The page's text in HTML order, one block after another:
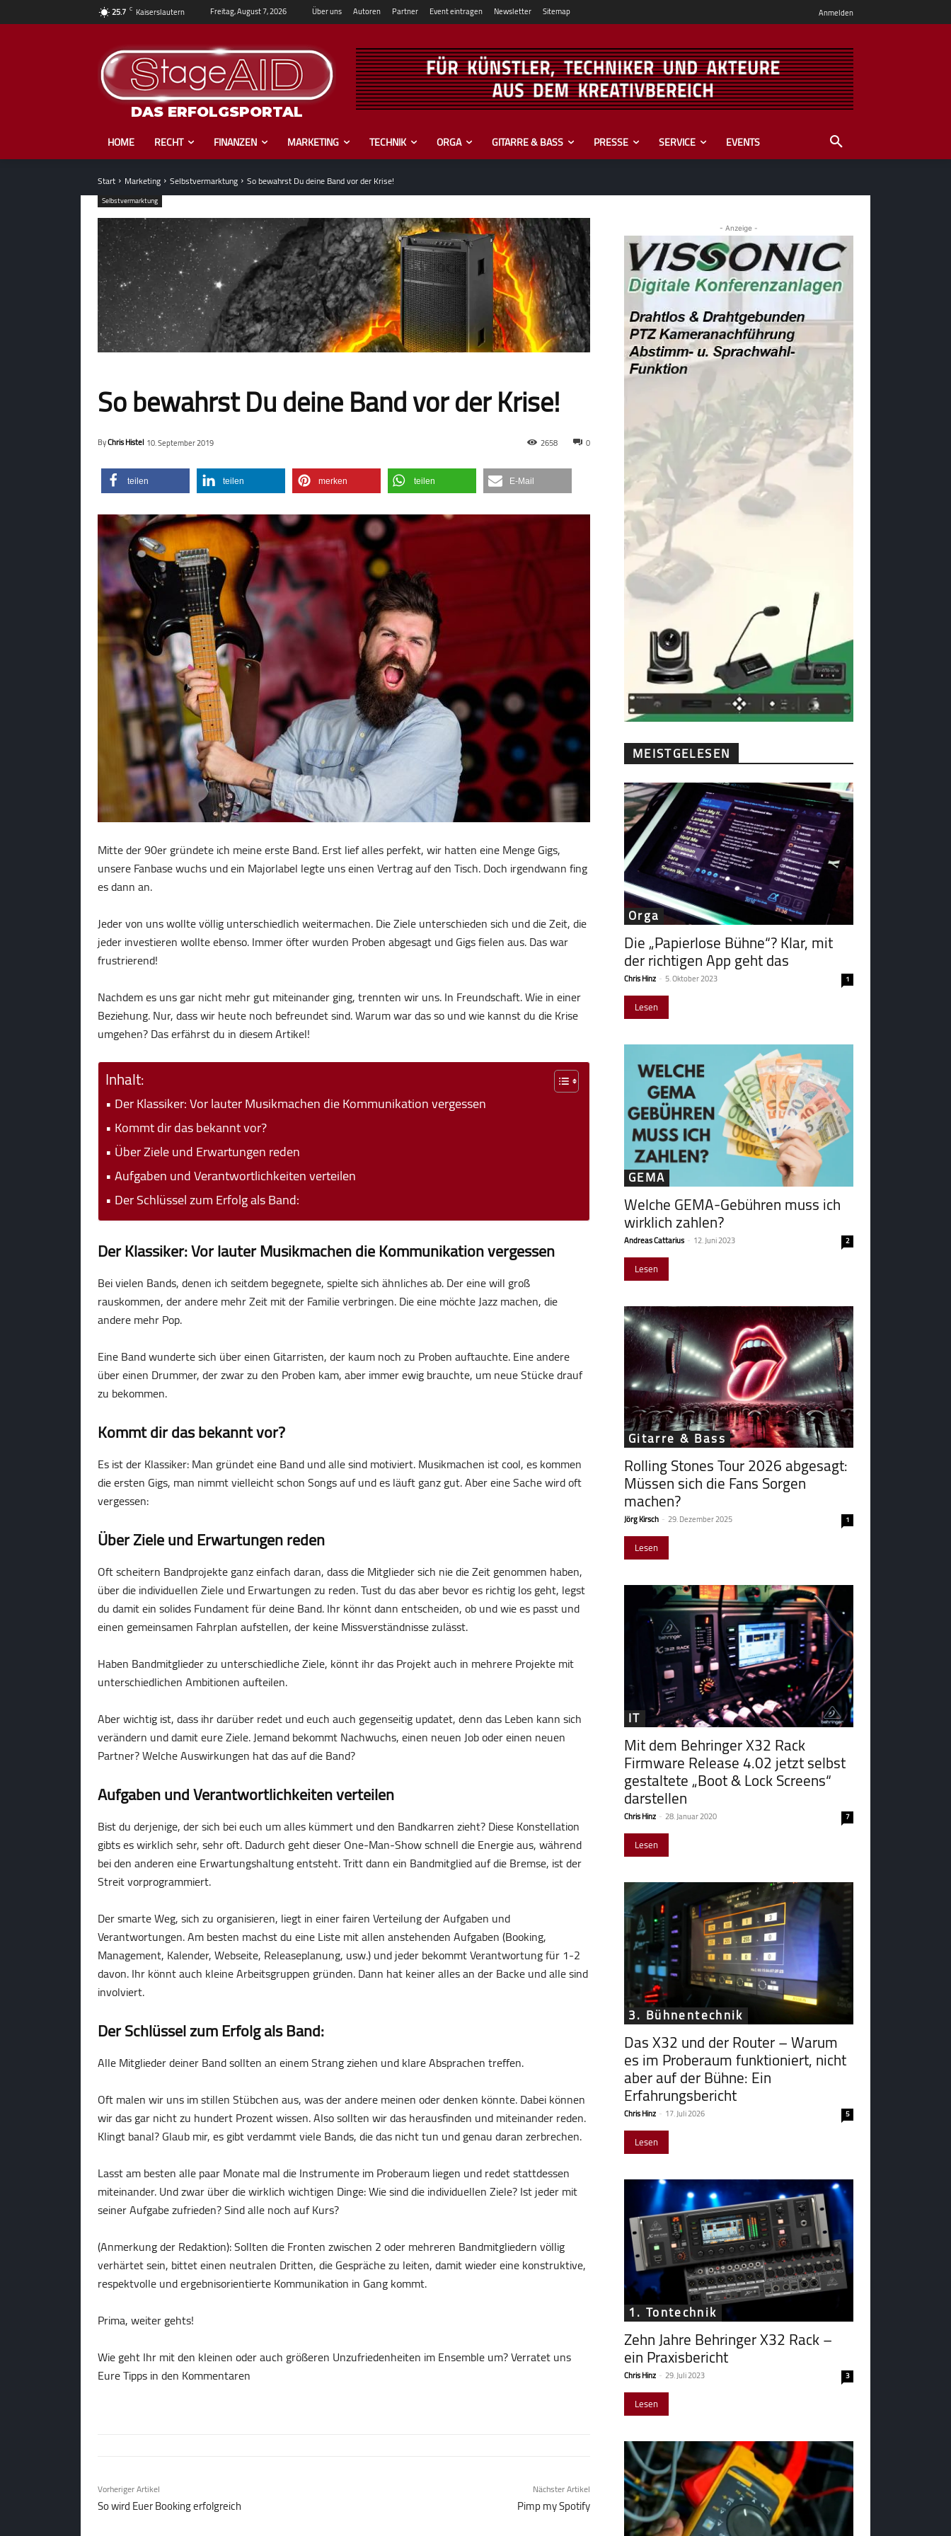
25.7 C Kaiserslautern Freitag, August 7, 2026 Über uns Autoren Partner Event eintragen Newsletter Sitemap Anmelden
DAS ERFOLGSPORTAL
HOME RECHT FINANZEN MARKETING TECHNIK ORGA GITARRE & BASS PRESSE SERVICE EVENTS
Start Marketing Selbstvermarktung So bewahrst Du deine Band vor der Krise!
Selbstvermarktung
So bewahrst Du deine Band vor der Krise!
ByChris Histel 10. September 2019 0
2658
teilen teilen merken teilen E-Mail
Mitte der 90er gründete ich meine erste Band. Erst lief alles perfekt, wir hatten eine Menge Gigs,
unsere Fanbase wuchs und ein Majorlabel legte uns einen Vertrag auf den Tisch. Doch irgendwann fing
es dann an.
Jeder von uns wollte völlig unterschiedlich weitermachen. Die Ziele unterschieden sich und die Zeit, die
jeder investieren wollte ebenso. Immer öfter wurden Proben abgesagt und Gigs fielen aus. Das war
frustrierend!
Nachdem es uns gar nicht mehr gut miteinander ging, trennten wir uns. In Freundschaft. Wie in einer
Beziehung. Nur, dass wir heute noch befreundet sind. Warum war das so und wie kannst du die Krise
umgehen? Das erfährst du in diesem Artikel!
Inhalt:
Der Klassiker: Vor lauter Musikmachen die Kommunikation vergessen
Kommt dir das bekannt vor?
Über Ziele und Erwartungen reden
Aufgaben und Verantwortlichkeiten verteilen
Der Schlüssel zum Erfolg als Band:
Der Klassiker: Vor lauter Musikmachen die Kommunikation vergessen
Bei vielen Bands, denen ich seitdem begegnete, spielte sich ähnliches ab. Der eine will groß
rauskommen, der andere mehr Zeit mit der Familie verbringen. Die eine möchte Jazz machen, die
andere mehr Pop.
Eine Band wunderte sich über einen Gitarristen, der kaum noch zu Proben auftauchte. Eine andere
über einen Drummer, der zwar zu den Proben kam, aber immer ewig brauchte, um neue Stücke drauf
zu bekommen.
Kommt dir das bekannt vor?
Es ist der Klassiker: Man gründet eine Band und alle sind motiviert. Musikmachen ist cool, es kommen
die ersten Gigs, man nimmt vielleicht schon Songs auf und es läuft ganz gut. Aber eine Sache wird oft
vergessen:
Über Ziele und Erwartungen reden
Oft scheitern Bandprojekte ganz einfach daran, dass die Mitglieder sich nie die Zeit genommen haben,
über die individuellen Ziele und Erwartungen zu reden. Tust du das aber bevor es richtig los geht, legst
du damit ein solides Fundament für deine Band. Ihr könnt dann entscheiden, ob und wie es passt und
einen gemeinsamen Fahrplan aufstellen, der keine Missverständnisse zulässt.
Haben Bandmitglieder zu unterschiedliche Ziele, könnt ihr das Projekt auch in mehrere Projekte mit
unterschiedlichen Ambitionen aufteilen.
Aber wichtig ist, dass ihr darüber redet und euch auch gegenseitig updatet, denn das Leben kann sich
verändern und damit eure Ziele. Jemand bekommt Nachwuchs, einen neuen Job oder einen neuen
Partner? Welche Auswirkungen hat das auf die Band?
Aufgaben und Verantwortlichkeiten verteilen
Bist du derjenige, der sich bei euch um alles kümmert und den Bandkarren zieht? Diese Konstellation
gibts es wirklich sehr, sehr oft. Dadurch geht dieser One-Man-Show schnell die Energie aus, während
bei den anderen eine Erwartungshaltung entsteht. Tritt dann ein Bandmitglied auf die Bremse, ist der
Streit vorprogrammiert.
Der smarte Weg, sich zu organisieren, liegt in einer fairen Verteilung der Aufgaben und
Verantwortungen. Am besten machst du eine Liste mit allen anstehenden Aufgaben (Booking,
Management, Kalender, Webseite, Releaseplanung, usw.) und jeder bekommt Verantwortung für 1-2
davon. Ihr könnt auch kleine Arbeitsgruppen gründen. Dann hat keiner alles an der Backe und alle sind
involviert.
Der Schlüssel zum Erfolg als Band:
Alle Mitglieder deiner Band sollten an einem Strang ziehen und klare Absprachen treffen.
Oft malen wir uns im stillen Stübchen aus, was der andere meinen oder denken könnte. Dabei können
wir das gar nicht zu hundert Prozent wissen. Also sollten wir das herausfinden und miteinander reden.
Klingt banal? Glaub mir, es gibt verdammt viele Bands, die das nicht tun und genau daran zerbrechen.
Lasst am besten alle paar Monate mal die Instrumente im Proberaum liegen und redet stattdessen
miteinander. Und zwar über die wirklich wichtigen Dinge: Wie sind die individuellen Ziele? Ist jeder mit
seiner Aufgabe zufrieden? Sind alle noch auf Kurs?
(Anmerkung der Redaktion): Sollten die Fronten zwischen 2 oder mehreren Bandmitgliedern völlig
verhärtet sein, bittet einen neutralen Dritten, die Gespräche zu leiten, damit wieder eine konstruktive,
respektvolle und ergebnisorientierte Kommunikation in Gang kommt.
Prima, weiter gehts!
Wie geht Ihr mit den kleinen oder auch größeren Unzufriedenheiten im Ensemble um? Verratet uns
Eure Tipps in den Kommentaren
Vorheriger Artikel
So wird Euer Booking erfolgreich
Nächster Artikel
Pimp my Spotify
- Anzeige -
MEISTGELESEN
Orga
Die „Papierlose Bühne“? Klar, mit
der richtigen App geht das
Chris Hinz - 5. Oktober 2023 1
Lesen
GEMA
Welche GEMA-Gebühren muss ich
wirklich zahlen?
Andreas Cattarius - 12. Juni 2023 2
Lesen
Gitarre & Bass
Rolling Stones Tour 2026 abgesagt:
Müssen sich die Fans Sorgen
machen?
Jörg Kirsch - 29. Dezember 2025 1
Lesen
IT
Mit dem Behringer X32 Rack
Firmware Release 4.02 jetzt selbst
gestaltete „Boot & Lock Screens“
darstellen
Chris Hinz - 28. Januar 2020 7
Lesen
3. Bühnentechnik
Das X32 und der Router – Warum
es im Probe­raum funk­tio­niert, nicht
aber auf der Bühne: Ein
Erfahrungsbericht
Chris Hinz - 17. Juli 2026 5
Lesen
1. Tontechnik
Zehn Jahre Behringer X32 Rack –
ein Praxisbericht
Chris Hinz - 29. Juli 2023 3
Lesen